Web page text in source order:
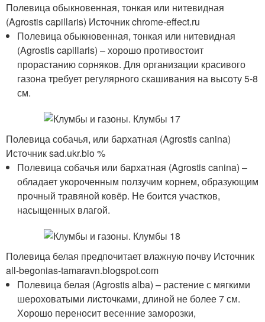
Полевица обыкновенная, тонкая или нитевидная
(Agrostis capillaris) Источник chrome-effect.ru
Полевица обыкновенная, тонкая или нитевидная
(Agrostis capillaris) – хорошо противостоит
прорастанию сорняков. Для организации красивого
газона требует регулярного скашивания на высоту 5-8
см.
Полевица собачья, или бархатная (Agrostis canina)
Источник sad.ukr.bio %
Полевица собачья или бархатная (Agrostis canina) –
обладает укороченным ползучим корнем, образующим
прочный травяной ковёр. Не боится участков,
насыщенных влагой.
Полевица белая предпочитает влажную почву Источник
all-begonias-tamaravn.blogspot.com
Полевица белая (Agrostis alba) – растение с мягкими
шероховатыми листочками, длиной не более 7 см.
Хорошо переносит весенние заморозки,